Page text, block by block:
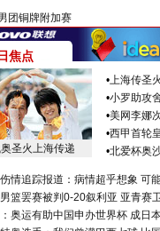
团铜牌附加赛
焦点
圣火上海传递
•上海传圣
•小罗助攻
•美网李娜
•西甲首轮
•北爱杯奥
情追踪报道：病情超乎想象 可
篮罢赛被判0-20叙利亚 亚青赛
奥运有助中国申办世界杯 成日